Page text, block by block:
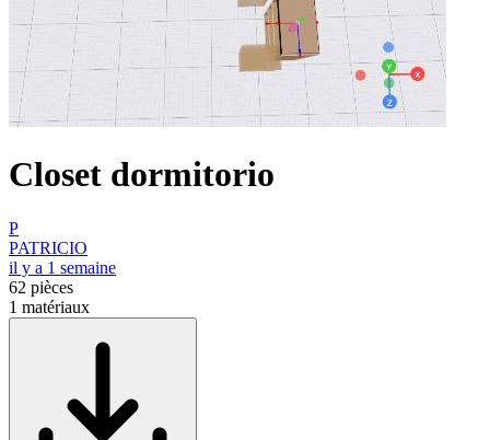
Closet dormitorio
P
PATRICIO
il y a 1 semaine
62 pièces
1 matériaux